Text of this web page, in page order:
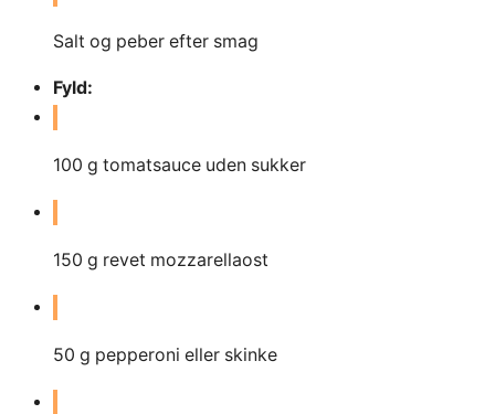
Salt og peber efter smag
Fyld:
100 g tomatsauce uden sukker
150 g revet mozzarellaost
50 g pepperoni eller skinke